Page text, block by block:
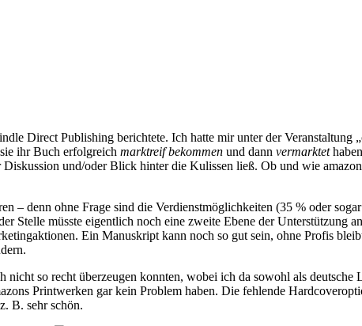
Direct Publishing berichtete. Ich hatte mir unter der
ihr Buch erfolgreich marktreif bekommen und dann vermarktet
und/oder Blick hinter die Kulissen ließ. Ob und wie
– denn ohne Frage sind die Verdienstmöglichkeiten (35 % oder
Stelle müsste eigentlich noch eine zweite Ebene der Unterstützung
Ein Manuskript kann noch so gut sein, ohne Profis
so recht überzeugen konnten, wobei ich da sowohl als deutsche
Printwerken gar kein Problem haben. Die fehlende
B. sehr schön.